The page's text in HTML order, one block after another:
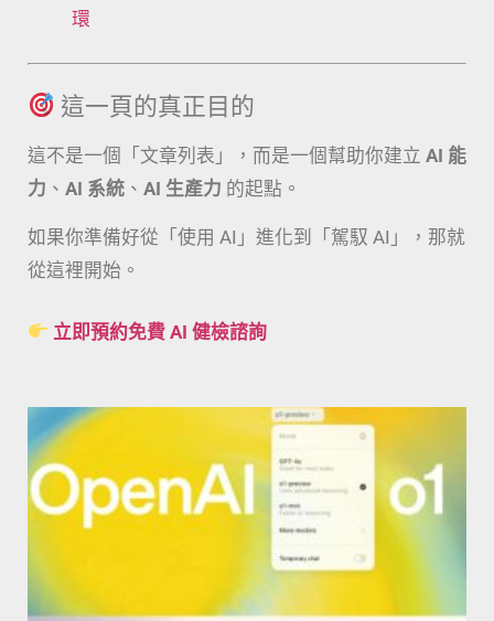
環
這一頁的真正目的
這不是一個「文章列表」，而是一個幫助你建立 AI 能
力 、 AI 系統 、 AI 生產力 的起點。
如果你準備好從「使用 AI」進化到「駕馭 AI」，那就
從這裡開始。
立即預約免費 AI 健檢諮詢